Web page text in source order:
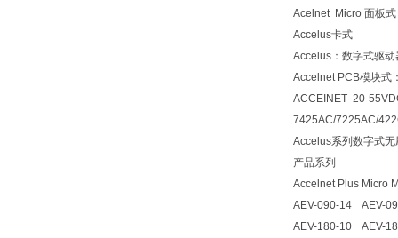
Acelnet Micro 面板式
Accelus卡式
Accelus：数字式驱
Accelnet PCB模块式
ACCEINET 20-
7425AC/7225AC/
Accelus系列数字式
产品系列
Accelnet Plus Micro
AEV-090-14 AEV-
AEV-180-10 AEV-